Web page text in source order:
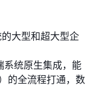
大型和超大型企
系统原生集成，能
的全流程打通，数